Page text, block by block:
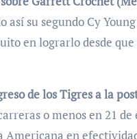
su segundo Cy
en lograrlo desde
de los Tigres a la
o menos en 21
Americana en